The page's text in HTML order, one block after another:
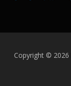
Copyright © 2026